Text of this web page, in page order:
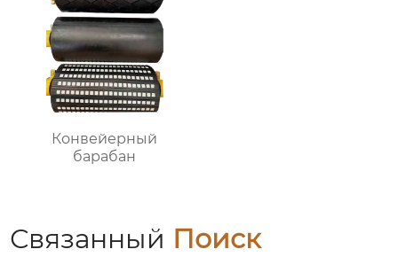
Конвейерный
барабан
Связанный Поиск